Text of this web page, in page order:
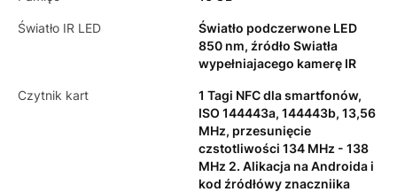
Światło IR LED
Światło podczerwone LED
850 nm, źródło Swiatła
wypełniajacego kamerę IR
Czytnik kart
1 Tagi NFC dla smartfonów,
ISO 144443a, 144443b, 13,56
MHz, przesunięcie
czstotliwości 134 MHz - 138
MHz 2. Alikacja na Androida i
kod źródłówy znaczniika